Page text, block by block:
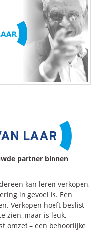
LAAR
partner binnen
kan leren verkopen,
in gevoel is. Een
Verkopen hoeft beslist
zien, maar is leuk,
omzet – een behoorlijke